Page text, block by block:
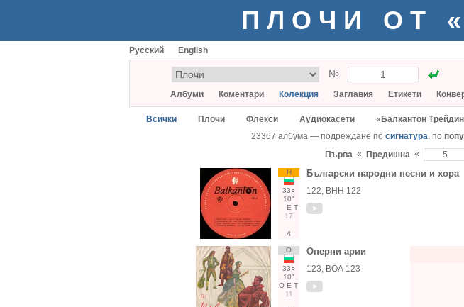
ПЛОЧИ ОТ
Русский English
№
Албуми Коментари Колекция Заглавия Етикети
Всички Плочи Флекси Аудиокасети «Балкантон
23367 албума — подреждане по сигнатура, по
Първа « Предишна «
Н
33○
10"
Е Т
17
4
Български народни песни и хора
122, ВНН 122
О
33○
10"
О Е Т
11
Оперни арии
123, ВОА 123